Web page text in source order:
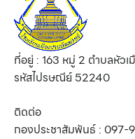
ที่อยู่ : 163 หมู่ 2 ตำบลหัวเ
รหัสไปรษณีย์ 52240
ติดต่อ
กองประชาสัมพันธ์ : 097-